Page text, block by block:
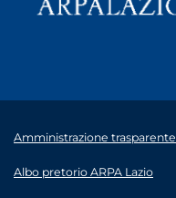
Amministrazione trasparente
Albo pretorio ARPA Lazio